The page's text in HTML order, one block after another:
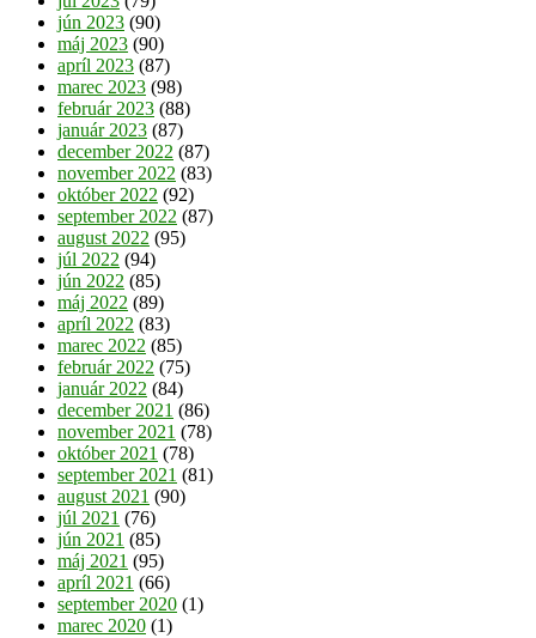
jún 2023 (90)
máj 2023 (90)
apríl 2023 (87)
marec 2023 (98)
február 2023 (88)
január 2023 (87)
december 2022 (87)
november 2022 (83)
október 2022 (92)
september 2022 (87)
august 2022 (95)
júl 2022 (94)
jún 2022 (85)
máj 2022 (89)
apríl 2022 (83)
marec 2022 (85)
február 2022 (75)
január 2022 (84)
december 2021 (86)
november 2021 (78)
október 2021 (78)
september 2021 (81)
august 2021 (90)
júl 2021 (76)
jún 2021 (85)
máj 2021 (95)
apríl 2021 (66)
september 2020 (1)
marec 2020 (1)